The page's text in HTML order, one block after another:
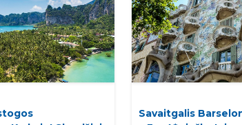
Savaitgalis